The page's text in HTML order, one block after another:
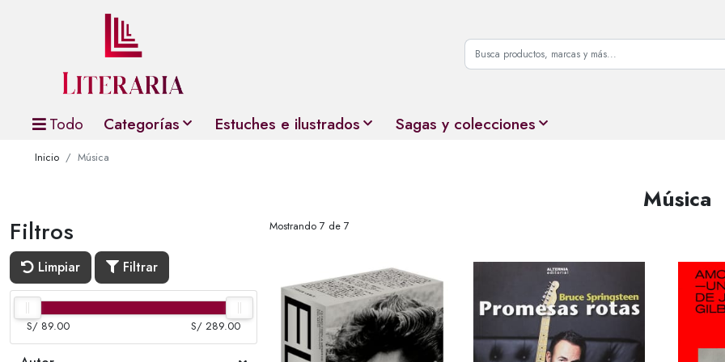
Todo Categorías Estuches e ilustrados Sagas y colecciones
Inicio Música
Música
Filtros
Limpiar Filtrar
S/ 89.00 S/ 289.00
Mostrando 7 de 7